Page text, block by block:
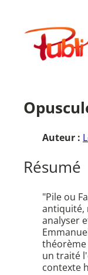
contenuPublimath
Auteur :
Résumé
"Pile ou
antiquité,
analyser
théorème
un traité
contexte